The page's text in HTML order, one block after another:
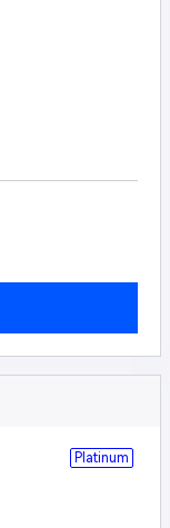
Platinum